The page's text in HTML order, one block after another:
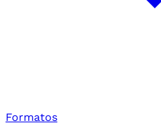
Formatos